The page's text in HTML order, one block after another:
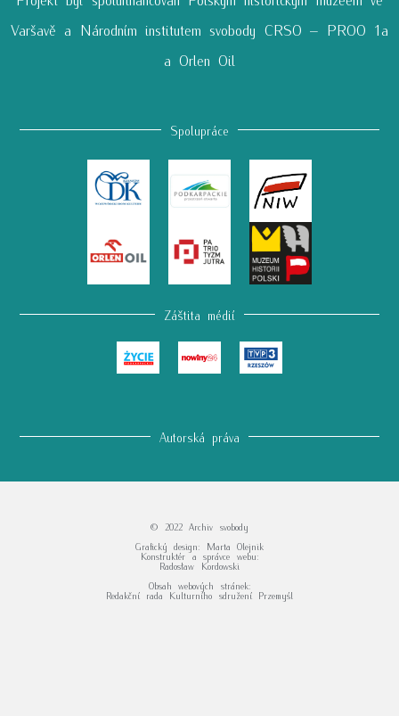
Varšavě a Národním institutem svobody CRSO – PROO 1a
a Orlen Oil
Spolupráce
Záštita médií
Autorská práva
© 2022 Archiv svobody
Grafický design: Marta Olejnik
Konstruktér a správce webu:
Radosław Kordowski
Obsah webových stránek:
Redakční rada Kulturního sdružení Przemyśl